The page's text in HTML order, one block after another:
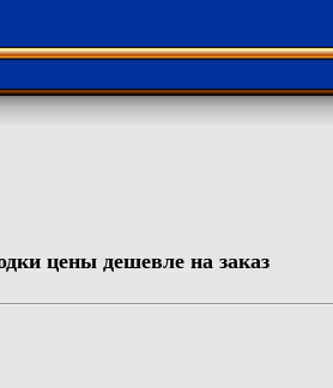
цены дешевле на заказ